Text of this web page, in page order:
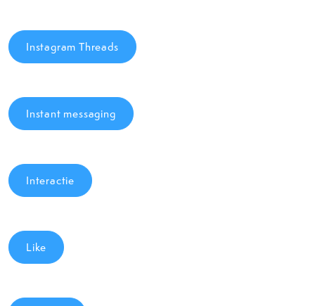
Instagram Threads
Instant messaging
Interactie
Like